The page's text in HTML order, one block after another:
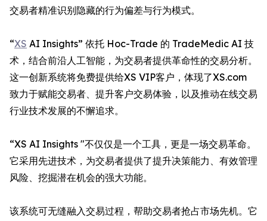
交易者精准识别隐藏的行为偏差与行为模式。
“XS AI Insights” 依托 Hoc-Trade 的 TradeMedic AI 技
术，结合前沿人工智能，为交易者提供革命性的交易分析。
这一创新系统将免费提供给XS VIP客户，体现了XS.com
致力于赋能交易者、提升客户交易体验，以及推动在线交易
行业技术发展的不懈追求。
“XS AI Insights "不仅仅是一个工具，更是一场交易革命。
它采用先进技术，为交易者提供了提升决策能力、有效管理
风险、挖掘潜在机会的强大功能。
该系统可无缝融入交易过程，帮助交易者抢占市场先机。它